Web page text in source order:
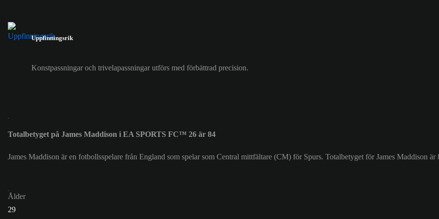
Uppfinningsrik
Konstpassningar och trivelapassningar utförs med förbättrad precision.
Totalbetyget på James Maddison i EA SPORTS FC™ 26 är 84
James Maddison är en fotbollsspelare från England som spelar som Central mittfältare (CM) för Spurs. Totalbetyget för James Maddison är
Ålder
29